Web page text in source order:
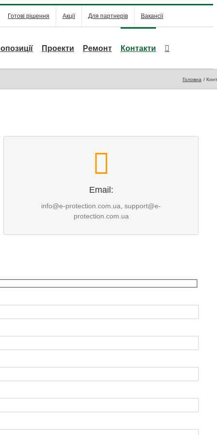
Готові рішення Акції Для партнерів Вакансії
Проекти Ремонт Контакти
Головна
Email:
info@e-protection.com.ua, support@e-
protection.com.ua
Email:
info@e-protection.com.ua
ИЛИ НАПИШИТЕ СЕЙЧАС